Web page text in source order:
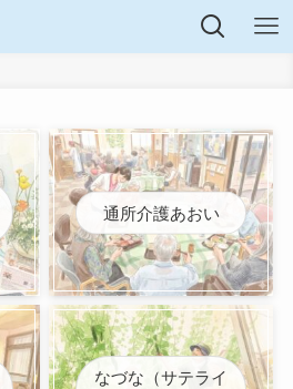
通所介護あおい
なづな（サテライ